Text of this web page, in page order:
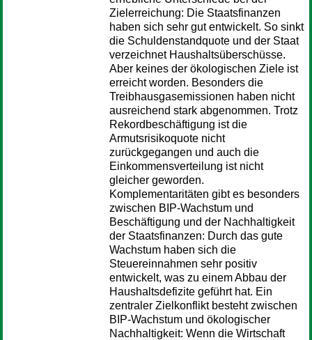
Zielerreichung: Die Staatsfinanzen
haben sich sehr gut entwickelt. So sinkt
die Schuldenstandquote und der Staat
verzeichnet Haushaltsüberschüsse.
Aber keines der ökologischen Ziele ist
erreicht worden. Besonders die
Treibhausgasemissionen haben nicht
ausreichend stark abgenommen. Trotz
Rekordbeschäftigung ist die
Armutsrisikoquote nicht
zurückgegangen und auch die
Einkommensverteilung ist nicht
gleicher geworden.
Komplementaritäten gibt es besonders
zwischen BIP-Wachstum und
Beschäftigung und der Nachhaltigkeit
der Staatsfinanzen: Durch das gute
Wachstum haben sich die
Steuereinnahmen sehr positiv
entwickelt, was zu einem Abbau der
Haushaltsdefizite geführt hat. Ein
zentraler Zielkonflikt besteht zwischen
BIP-Wachstum und ökologischer
Nachhaltigkeit: Wenn die Wirtschaft